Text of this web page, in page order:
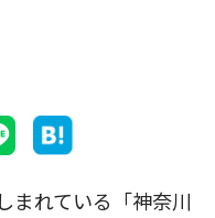
れている「神奈川